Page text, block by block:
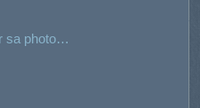
sa photo…